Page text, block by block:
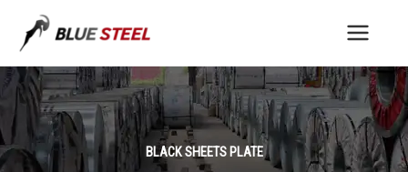
content
BLACK SHEETS PLATE